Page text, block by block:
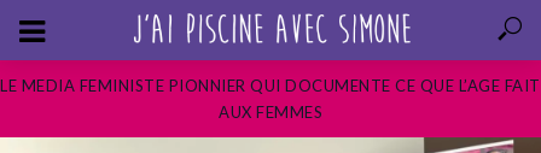
LE MEDIA FEMINISTE PIONNIER QUI DOCUMENTE CE QUE L’AGE FAIT
AUX FEMMES